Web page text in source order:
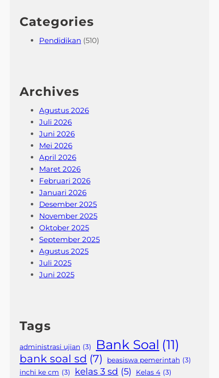
Categories
Pendidikan (510)
Archives
Agustus 2026
Juli 2026
Juni 2026
Mei 2026
April 2026
Maret 2026
Februari 2026
Januari 2026
Desember 2025
November 2025
Oktober 2025
September 2025
Agustus 2025
Juli 2025
Juni 2025
Tags
administrasi ujian (3) Bank Soal (11)
bank soal sd (7) beasiswa pemerintah (3)
inchi ke cm (3) kelas 3 sd (5) Kelas 4 (3)